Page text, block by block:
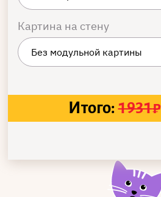
Картина на стену
Итого: 1931₽